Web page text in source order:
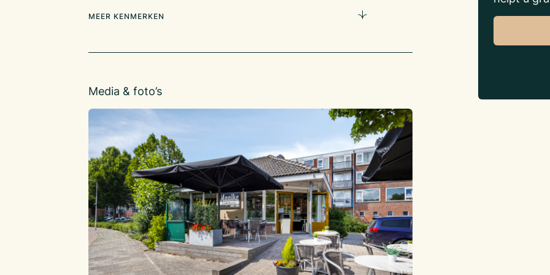
Overname GW / Inventaris: € 225.000,- vrij van BTW
Verplichtingen/personeel
Overname van dit horecabedrijf is vrij van leveranciersverplichtingen.
Daarnaast is er geen sprake van personeel dat van rechtswege mee
over hoeft bij een verkoop. Er is op dit moment sprake van een
gezond personeelsbestand.
Bereikbaarheid
Auto: Binnen 5 minuten zit u op de A15 of A27 richting steden als
Utrecht, Rotterdam of Breda. Trein: Het station van Gorinchem ligt op
20 minuten loopafstand.
Algemene kenmerken
Bouwjaar: 1998
Oppervlakte: ca. 60 m²
MEER KENMERKEN
Media & foto’s